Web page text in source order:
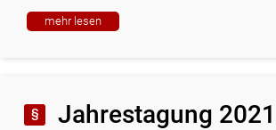
mehr lesen
Jahrestagung 2021